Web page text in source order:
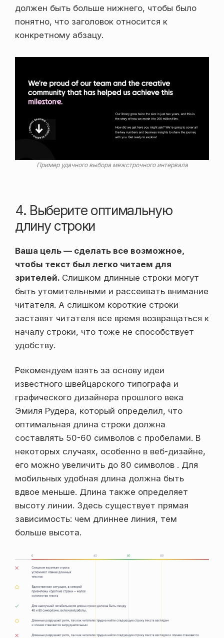
должен быть больше нижнего, чтобы было
понятно, что заголовок относится к
конкретному абзацу.
Пример удачного выбора межстрочного интервала
4. Выберите оптимальную
длину строки
Ваша цель — сделать все возможное,
чтобы текст был легко читаем для
зрителей. Слишком длинные строки могут
быть утомительными и рассеивать внимание
читателя. А слишком короткие строки
заставят читателя все время возвращаться к
началу строки, что тоже не способствует
удобству.
Рекомендуем взять за основу идеи
известного швейцарского типографа и
графического дизайнера прошлого века
Эмиля Рудера, который определил, что
оптимальная длина строки должна
составлять 50-60 символов с пробелами. В
некоторых случаях, особенно в веб-дизайне,
его можно увеличить до 80 символов . Для
мобильных удобная длина должна быть
вдвое меньше. Длина также определяет
высоту линии. Здесь существует прямая
зависимость: чем длиннее линия, тем
больше высота.